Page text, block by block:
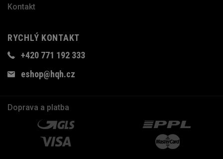
Kontakt
RYCHLÝ KONTAKT
+420 771 192 333
eshop@hqh.cz
Doprava a platba